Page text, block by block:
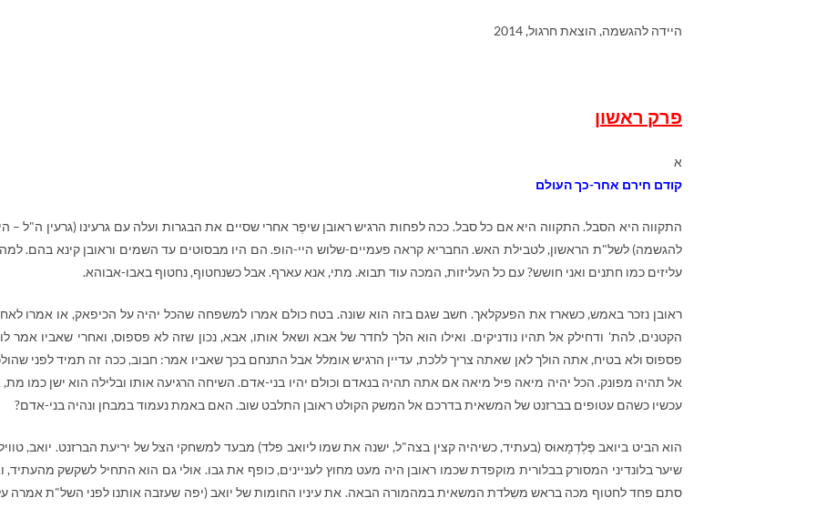
היידה להגשמה, הוצאת חרגול, 2014
פרק ראשון
א
קודם חירם אחר-כך העולם
התקווה היא הסבל. התקווה היא אם כל סבל. ככה לפחות הרגיש ראובן שיפֶר אחרי שסיים את הבגרות ועלה עם גרעינו (גרעין ה"ל –
להגשמה) לשל"ת הראשון, לטבילת האש. החבריא קראה פעמיים-שלוש היי-הופ. הם היו מבסוטים עד השמים וראובן קינא בהם.
עליזים כמו חתנים ואני חושש? עם כל העליזות, המכה עוד תבוא. מתי, אנא עארף. אבל כשנחטוף, נחטוף באבו-אבוהא.
ראובן נזכר באמש, כשארז את הפעקלאך. חשב שגם בזה הוא שונה. בטח כולם אמרו למשפחה שהכל יהיה על הכיפאק, או אמרו
הקטנים, להת' ודחילק אל תהיו נודניקים. ואילו הוא הלך לחדר של אבא ושאל אותו, אבא, נכון שזה לא פספוס, ואחרי שאביו אמר
פספוס ולא בטיח, אתה הולך לאן שאתה צריך ללכת, עדיין הרגיש אומלל אבל התנחם בכך שאביו אמר: חבוב, ככה זה תמיד לפני
אל תהיה מפונק. הכל יהיה מיאה פיל מיאה אם אתה תהיה בנאדם וכולם יהיו בני-אדם. השיחה הרגיעה אותו ובלילה הוא ישן כמו
עכשיו כשהם עטופים בברזנט של המשאית בדרכם אל המשק הקולט ראובן התלבט שוב. האם באמת נעמוד במבחן ונהיה בני-אדם?
הוא הביט ביואב פֶלְדְמָאוּס (בעתיד, כשיהיה קצין בצה"ל, ישנה את שמו ליואב פלד) מבעד למשחקי הצל של יריעת הברזנט. יואב,
שיער בלונדיני המסורק בבלורית מוקפדת שכמו ראובן היה מעט מחוץ לעניינים, כופף את גבו. אולי גם הוא התחיל לשקשק מהעתיד,
סתם פחד לחטוף מכה בראש משִלדת המשאית במהמורה הבאה. את עיניו החומות של יואב (יפה שעזבה אותנו לפני השל"ת אמרה